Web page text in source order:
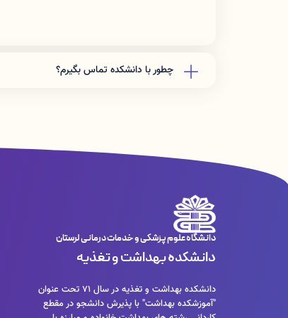
چطور با دانشکده تماس بگیرم؟
دانشگاه علوم پزشکی و خدمات درمانی لرستان
دانشکده بهداشت و تغذیه
دانشكده بهداشت و تغذيه در سال 71 تحت عنوان
"آموزشكده بهداشت" با پذيرش دانشجو در مقطع